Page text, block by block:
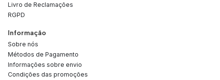
Livro de Reclamações
RGPD
Informação
Sobre nós
Métodos de Pagamento
Informações sobre envio
Condições das promoções